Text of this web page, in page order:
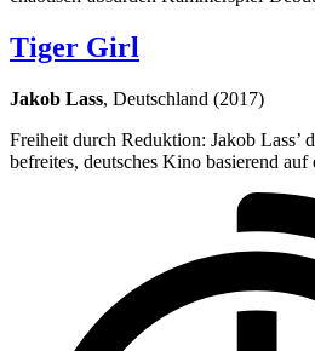
Tiger Girl
Jakob Lass, Deutschland (2017)
Freiheit durch Reduktion: Jakob Lass’
befreites, deutsches Kino basierend auf